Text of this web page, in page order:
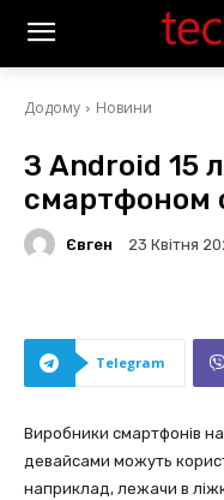
Додому Новини
З Android 15
смартфоном
Євген 23 Квітня
Telegram
Виробники смартфонів
девайсами можуть
наприклад, лежачи в